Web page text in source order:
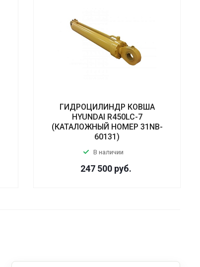
ГИДРОЦИЛИНДР КОВША
HYUNDAI R450LC-7
(КАТАЛОЖНЫЙ НОМЕР 31NB-
60131)
В наличии
247 500 руб.